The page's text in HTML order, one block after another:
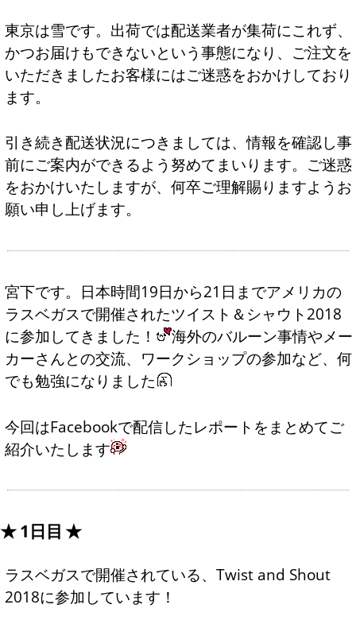
東京は雪です。出荷では配送業者が集荷にこれず、
かつお届けもできないという事態になり、ご注文を
いただきましたお客様にはご迷惑をおかけしており
ます。
引き続き配送状況につきましては、情報を確認し事
前にご案内ができるよう努めてまいります。ご迷惑
をおかけいたしますが、何卒ご理解賜りますようお
願い申し上げます。
宮下です。日本時間19日から21日までアメリカの
ラスベガスで開催されたツイスト＆シャウト2018
に参加してきました！
海外のバルーン事情やメー
カーさんとの交流、ワークショップの参加など、何
でも勉強になりました
今回はFacebookで配信したレポートをまとめてご
紹介いたします
1日目
ラスベガスで開催されている、Twist and Shout
2018に参加しています！